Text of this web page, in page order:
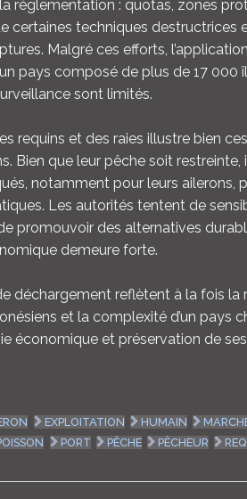
réglementation : quotas, zones
certaines techniques destructrices
Malgré ces efforts,
pays composé de plus de 17 000
sont limités.
requins et des raies illustre bien ces
Bien que leur pêche soit restreinte,
notamment pour leurs ailerons,
Les autorités tentent de
promouvoir des alternatives
demeure forte.
déchargement reflètent à la fois la
et la complexité d’un pays
économique et préservation de
EXPLOITATION HUMAIN
PORT PÊCHE PÊCHEUR